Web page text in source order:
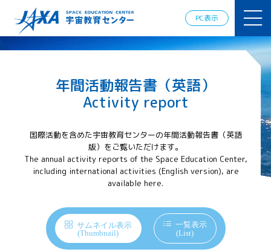
PC表示
ミー
ロスペース
情報の発
信
宇宙を活用
践例
体験的学
習機会の
提供（国
際）
APRSAF（ア
ジア太平洋
地域宇宙機
年間活動報告書（英語）
Activity report
国際活動を含めた宇宙教育センターの年間活動報告書（英語
版）をご覧いただけます。
The annual activity reports of the Space Education Center,
including international activities (English version), are
available here.
サムネイル表示
(Thumbnail)
一覧表示
(List)